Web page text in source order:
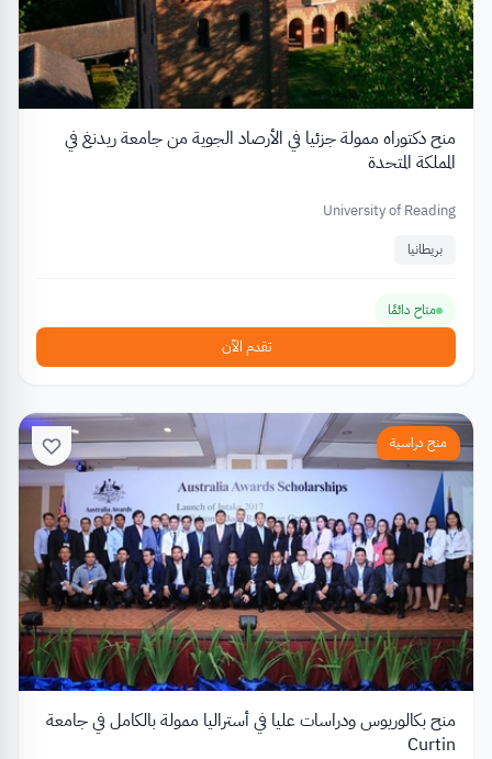
منح دكتوراه ممولة جزئيا في الأرصاد الجوية من جامعة ريدنغ في
المملكة المتحدة
University of Reading
بريطانيا
متاح دائمًا
تقدم الآن
منح دراسية
منح بكالوريوس ودراسات عليا في أستراليا ممولة بالكامل في جامعة
Curtin